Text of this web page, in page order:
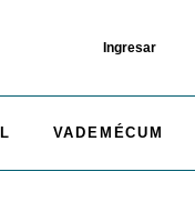
Ingresar
VADEMÉCUM